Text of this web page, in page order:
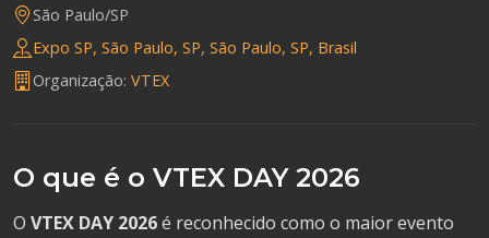
São Paulo/SP
Expo SP, São Paulo, SP, São Paulo, SP, Brasil
Organização: VTEX
O que é o VTEX DAY 2026
O VTEX DAY 2026é reconhecido como o maior evento